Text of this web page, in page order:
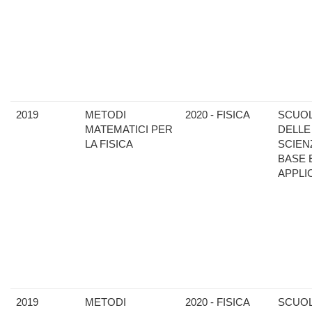
2019
METODI
MATEMATICI PER
LA FISICA
2020 - FISICA
DELLE
BASE
2019
METODI
2020 - FISICA